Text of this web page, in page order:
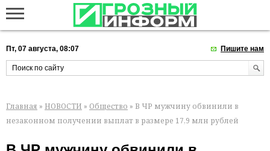
Пт, 07 августа, 08:07 Пишите нам
Главная » НОВОСТИ » Общество » В ЧР мужчину обвинили в
незаконном получении выплат в размере 17,9 млн рублей